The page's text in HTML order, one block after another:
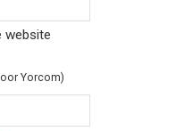
website
Yorcom)